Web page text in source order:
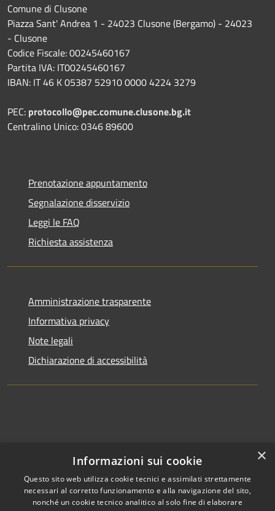
Comune di Clusone
Piazza Sant' Andrea 1 - 24023 Clusone (Bergamo) - 24023
- Clusone
Codice Fiscale: 00245460167
Partita IVA: IT00245460167
IBAN: IT 46 K 05387 52910 0000 4224 3279
PEC: protocollo@pec.comune.clusone.bg.it
Centralino Unico: 0346 89600
Prenotazione appuntamento
Segnalazione disservizio
Leggi le FAQ
Richiesta assistenza
Amministrazione trasparente
Informativa privacy
Note legali
Dichiarazione di accessibilità
×
Informazioni sui cookie
Questo sito web utilizza cookie tecnici e assimilati strettamente
necessari al corretto funzionamento e alla navigazione del sito,
nonché un cookie tecnico analitico al solo fine di elaborare